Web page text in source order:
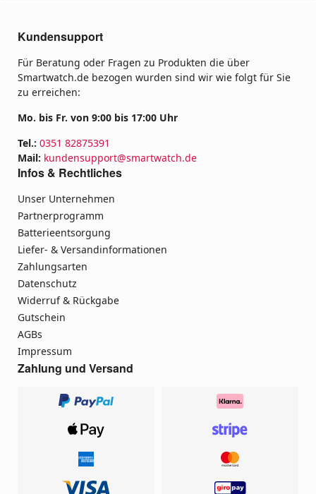
Kundensupport
Für Beratung oder Fragen zu Produkten die über
Smartwatch.de bezogen wurden sind wir wie folgt für Sie
zu erreichen:
Mo. bis Fr. von 9:00 bis 17:00 Uhr
Tel.: 0351 82875391
Mail: kundensupport@smartwatch.de
Infos & Rechtliches
Unser Unternehmen
Partnerprogramm
Batterieentsorgung
Liefer- & Versandinformationen
Zahlungsarten
Datenschutz
Widerruf & Rückgabe
Gutschein
AGBs
Impressum
Zahlung und Versand